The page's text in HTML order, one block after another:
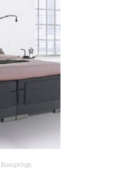
Boxsprings